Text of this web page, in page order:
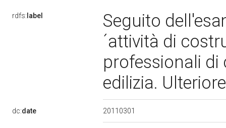
rdfs: label
Seguito
´attività di
professionali
edilizia.
dc:date 20110301